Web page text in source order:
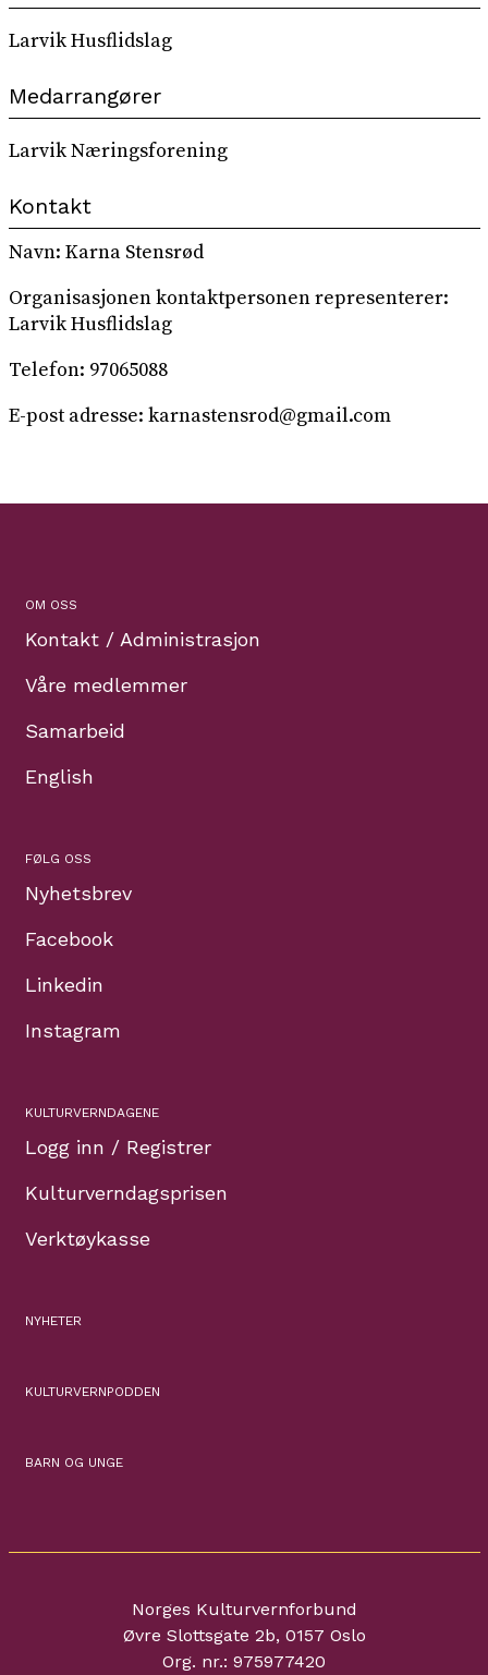
Larvik Husflidslag
Medarrangører
Larvik Næringsforening
Kontakt
Navn: Karna Stensrød
Organisasjonen kontaktpersonen representerer:
Larvik Husflidslag
Telefon: 97065088
E-post adresse: karnastensrod@gmail.com
OM OSS
Kontakt / Administrasjon
Våre medlemmer
Samarbeid
English
FØLG OSS
Nyhetsbrev
Facebook
Linkedin
Instagram
KULTURVERNDAGENE
Logg inn / Registrer
Kulturverndagsprisen
Verktøykasse
NYHETER
KULTURVERNPODDEN
BARN OG UNGE
Norges Kulturvernforbund
Øvre Slottsgate 2b, 0157 Oslo
Org. nr.: 975977420